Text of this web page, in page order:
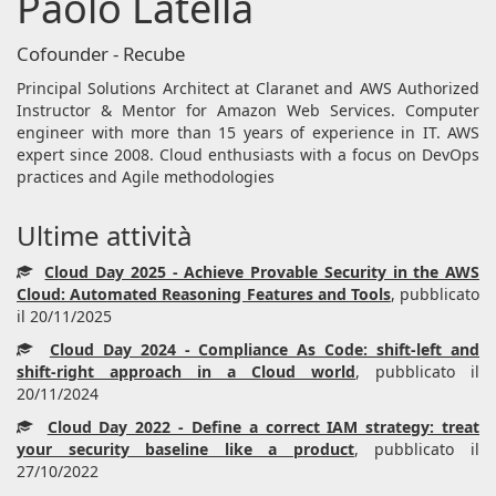
Cofounder - Recube
Principal Solutions Architect at Claranet and AWS Authorized
Instructor & Mentor for Amazon Web Services. Computer
engineer with more than 15 years of experience in IT. AWS
expert since 2008. Cloud enthusiasts with a focus on DevOps
practices and Agile methodologies
Ultime attività
Cloud Day 2025 - Achieve Provable Security in the AWS
Cloud: Automated Reasoning Features and Tools, pubblicato
il 20/11/2025
Cloud Day 2024 - Compliance As Code: shift-left and
shift-right approach in a Cloud world, pubblicato il
20/11/2024
Cloud Day 2022 - Define a correct IAM strategy: treat
your security baseline like a product, pubblicato il
27/10/2022